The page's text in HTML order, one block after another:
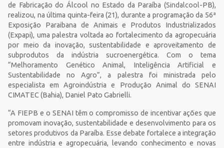
de Fabricação do Álcool no Estado da Paraíba (Sindalcool-PB),
realizou, na última quinta-feira (21), durante a programação da 56ª
Exposição Paraibana de Animais e Produtos Industrializados
(Expapi), uma palestra voltada ao fortalecimento da agropecuária
por meio da inovação, sustentabilidade e aproveitamento de
subprodutos da indústria sucroenergética. Com o tema
“Melhoramento Genético Animal, Inteligência Artificial e
Sustentabilidade no Agro”, a palestra foi ministrada pelo
especialista em Agroindústria e Produção Animal do SENAI
CIMATEC (Bahia), Daniel Pato Gabrielli.
“A FIEPB e o SENAI têm o compromisso de incentivar ações que
promovam inovação, sustentabilidade e desenvolvimento para os
setores produtivos da Paraíba. Esse debate fortalece a integração
entre indústria e agropecuária, levando conhecimento e novas